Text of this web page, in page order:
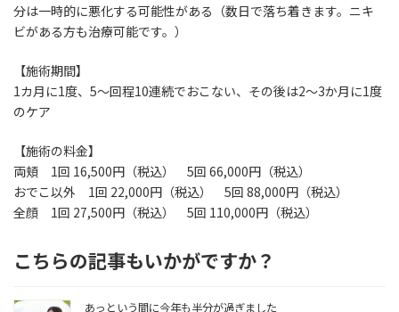
分は一時的に悪化する可能性がある（数日で落ち着きます。ニキ
ビがある方も治療可能です。）
【施術期間】
1カ月に1度、5～回程10連続でおこない、その後は2～3か月に1度
のケア
【施術の料金】
両頬 1回 16,500円（税込） 5回 66,000円（税込）
おでこ以外 1回 22,000円（税込） 5回 88,000円（税込）
全顔 1回 27,500円（税込） 5回 110,000円（税込）
こちらの記事もいかがですか？
あっという間に今年も半分が過ぎました